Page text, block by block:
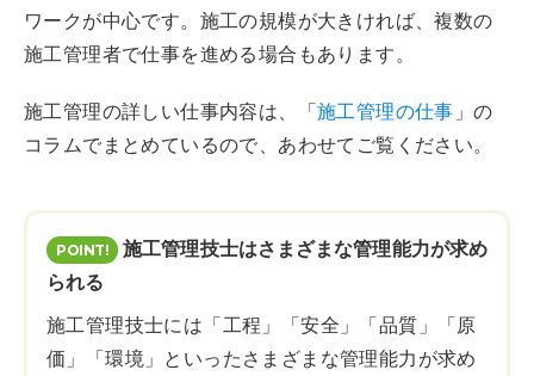
ワークが中心です。施工の規模が大きければ、複数の
施工管理者で仕事を進める場合もあります。
施工管理の詳しい仕事内容は、「施工管理の仕事 」の
コラムでまとめているので、あわせてご覧ください。
施工管理技士はさまざまな管理能力が求め
られる
施工管理技士には「工程」「安全」「品質」「原
価」「環境」といったさまざまな管理能力が求め